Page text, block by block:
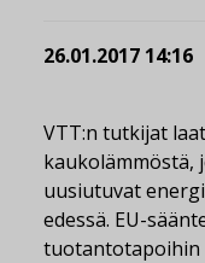
26.01.2017 14:16
VTT:n tutkijat
kaukolämmöstä,
uusiutuvat
edessä. EU-
tuotantotapoihin